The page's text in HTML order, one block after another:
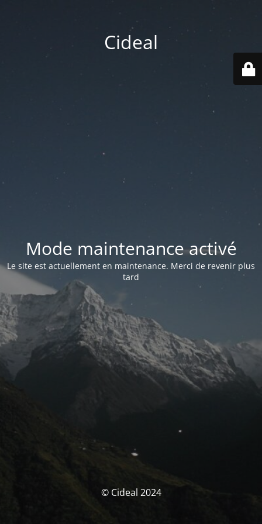
Cideal
Mode maintenance activé
Le site est actuellement en maintenance. Merci de revenir plus
tard
© Cideal 2024